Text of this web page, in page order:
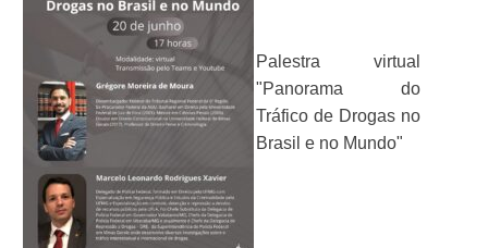
Palestra virtual
"Panorama do
Tráfico de Drogas no
Brasil e no Mundo"